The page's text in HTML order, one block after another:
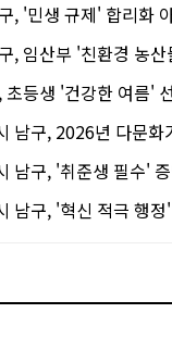
, '민생 규제' 합리화
, 임산부 '친환경 농
초등생 '건강한 여름'
남구, 2026년 다문
남구, '취준생 필수'
남구, '혁신 적극 행